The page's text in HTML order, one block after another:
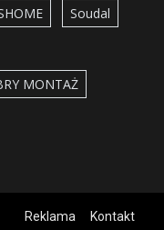
Soudal
MONTAŻ
Reklama Kontakt